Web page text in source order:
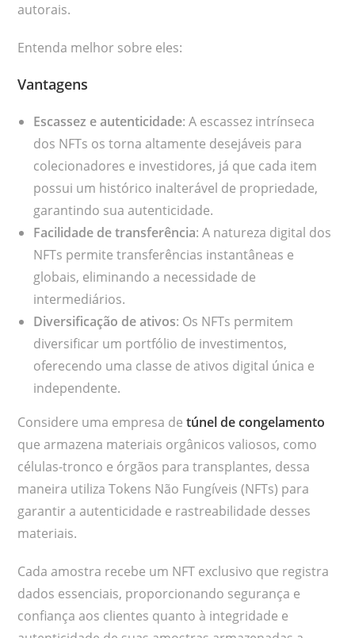
autorais.
Entenda melhor sobre eles:
Vantagens
Escassez e autenticidade: A escassez intrínseca
dos NFTs os torna altamente desejáveis para
colecionadores e investidores, já que cada item
possui um histórico inalterável de propriedade,
garantindo sua autenticidade.
Facilidade de transferência: A natureza digital dos
NFTs permite transferências instantâneas e
globais, eliminando a necessidade de
intermediários.
Diversificação de ativos: Os NFTs permitem
diversificar um portfólio de investimentos,
oferecendo uma classe de ativos digital única e
independente.
Considere uma empresa detúnel de congelamento
que armazena materiais orgânicos valiosos, como
células-tronco e órgãos para transplantes, dessa
maneira utiliza Tokens Não Fungíveis (NFTs) para
garantir a autenticidade e rastreabilidade desses
materiais.
Cada amostra recebe um NFT exclusivo que registra
dados essenciais, proporcionando segurança e
confiança aos clientes quanto à integridade e